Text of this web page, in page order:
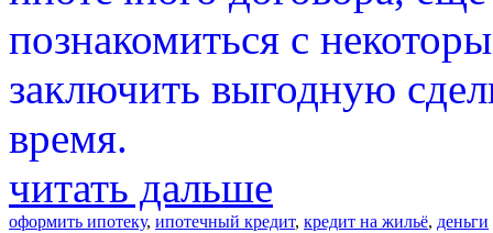
познакомиться с
заключить выгодную
время.
читать дальше
оформить ипотеку, ипотечный кредит, кредит на жильё, деньги